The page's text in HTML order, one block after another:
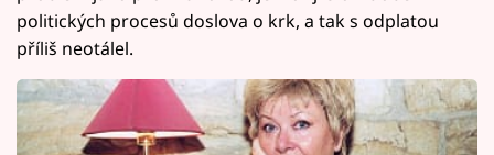
politických procesů doslova o krk, a tak s odplatou
příliš neotálel.